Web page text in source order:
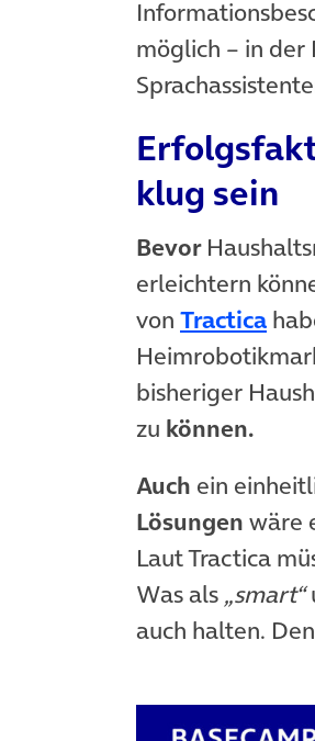
möglich – in
klug sein
Bevor
erleichtern
von Tractica
bisheriger
zu können.
Auch ein
Lösungen wäre
Laut Tractica
Was als „smart“
auch halten.